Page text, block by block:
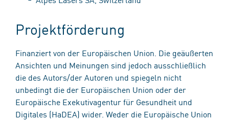
Projektförderung
Finanziert von der Europäischen Union. Die geäußerten
Ansichten und Meinungen sind jedoch ausschließlich
die des Autors/der Autoren und spiegeln nicht
unbedingt die der Europäischen Union oder der
Europäische Exekutivagentur für Gesundheit und
Digitales (HaDEA) wider. Weder die Europäische Union